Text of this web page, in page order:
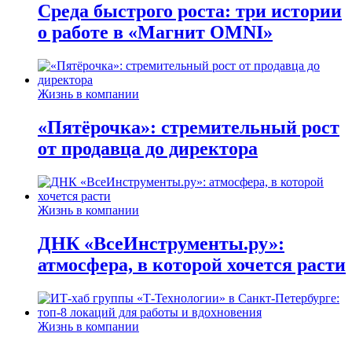
Среда быстрого роста: три истории
о работе в «Магнит OMNI»
Жизнь в компании
«Пятёрочка»: стремительный рост
от продавца до директора
Жизнь в компании
ДНК «ВсеИнструменты.ру»:
атмосфера, в которой хочется расти
Жизнь в компании